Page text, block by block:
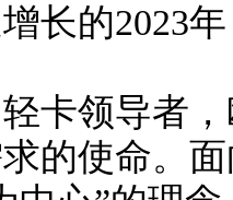
长的2023
领导者，
的使命。